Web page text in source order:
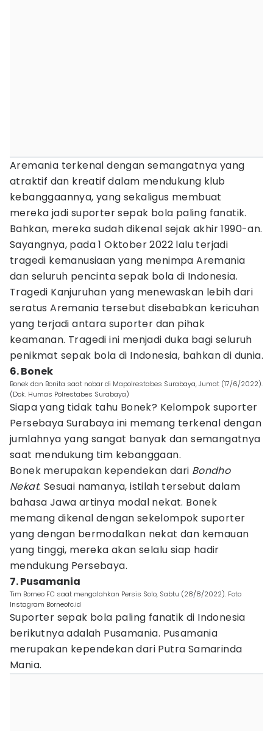
Aremania terkenal dengan semangatnya yang
atraktif dan kreatif dalam mendukung klub
kebanggaannya, yang sekaligus membuat
mereka jadi suporter sepak bola paling fanatik.
Bahkan, mereka sudah dikenal sejak akhir 1990-an.
Sayangnya, pada 1 Oktober 2022 lalu terjadi
tragedi kemanusiaan yang menimpa Aremania
dan seluruh pencinta sepak bola di Indonesia.
Tragedi Kanjuruhan yang menewaskan lebih dari
seratus Aremania tersebut disebabkan kericuhan
yang terjadi antara suporter dan pihak
keamanan. Tragedi ini menjadi duka bagi seluruh
penikmat sepak bola di Indonesia, bahkan di dunia.
6. Bonek
Bonek dan Bonita saat nobar di Mapolrestabes Surabaya, Jumat (17/6/2022).
(Dok. Humas Polrestabes Surabaya)
Siapa yang tidak tahu Bonek? Kelompok suporter
Persebaya Surabaya ini memang terkenal dengan
jumlahnya yang sangat banyak dan semangatnya
saat mendukung tim kebanggaan.
Bonek merupakan kependekan dari Bondho
Nekat. Sesuai namanya, istilah tersebut dalam
bahasa Jawa artinya modal nekat. Bonek
memang dikenal dengan sekelompok suporter
yang dengan bermodalkan nekat dan kemauan
yang tinggi, mereka akan selalu siap hadir
mendukung Persebaya.
7. Pusamania
Tim Borneo FC saat mengalahkan Persis Solo, Sabtu (28/8/2022). Foto
Instagram Borneofc.id
Suporter sepak bola paling fanatik di Indonesia
berikutnya adalah Pusamania. Pusamania
merupakan kependekan dari Putra Samarinda
Mania.